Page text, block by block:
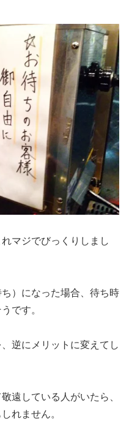
マジでびっくりしまし
）になった場合、待ち時
です。
逆にメリットに変えてし
遠している人がいたら、
れません。